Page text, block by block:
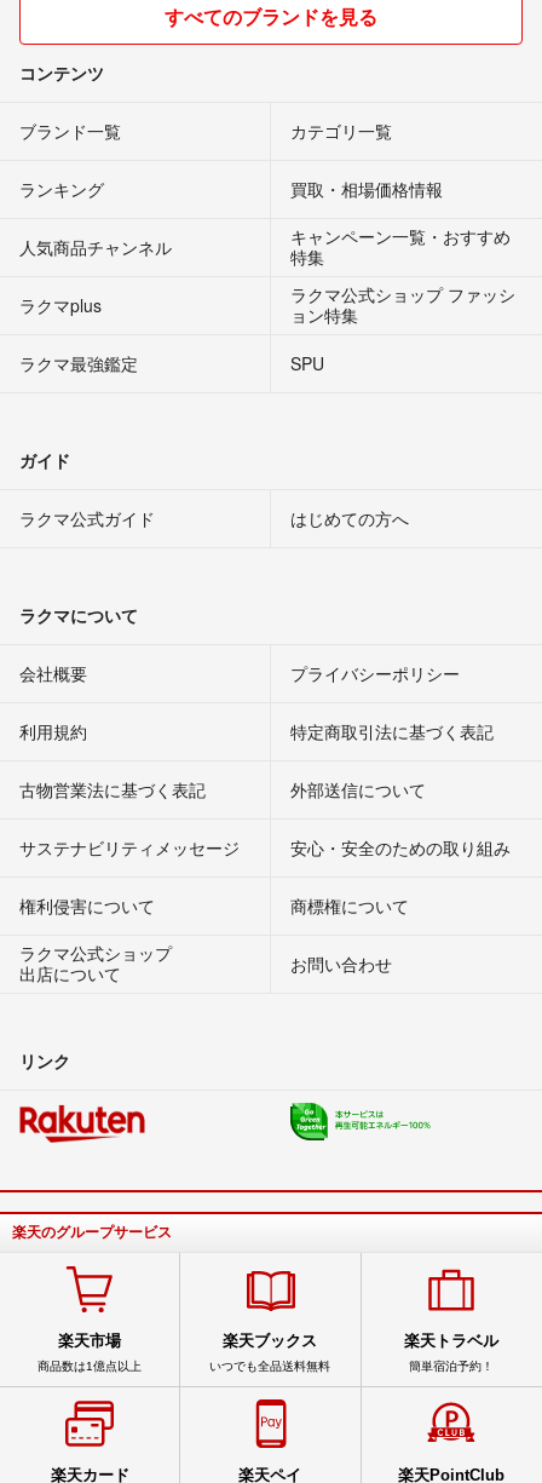
すべてのブランドを見る
コンテンツ
ブランド一覧 カテゴリ一覧
ランキング 買取・相場価格情報
人気商品チャンネル
キャンペーン一覧・おすすめ
特集
ラクマplus
ラクマ公式ショップ ファッシ
ョン特集
ラクマ最強鑑定
SPU
ガイド
ラクマ公式ガイド はじめての方へ
ラクマについて
会社概要 プライバシーポリシー
利用規約 特定商取引法に基づく表記
古物営業法に基づく表記 外部送信について
サステナビリティメッセージ 安心・安全のための取り組み
権利侵害について
商標権について
ラクマ公式ショップ
出店について
お問い合わせ
リンク
楽天のグループサービス
楽天市場
商品数は1億点以上
楽天ブックス
いつでも全品送料無料
楽天トラベル
簡単宿泊予約！
楽天カード 楽天ペイ 楽天PointClub